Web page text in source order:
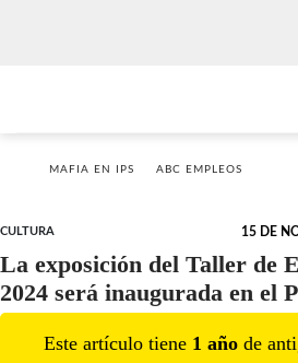
MAFIA EN IPS ABC EMPLEOS
CULTURA 15 DE
La exposición del Taller de
2024 será inaugurada en el
Este artículo tiene 1 año de